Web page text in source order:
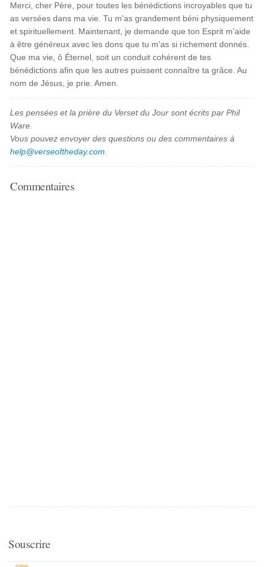
Merci, cher Père, pour toutes les bénédictions incroyables que tu
as versées dans ma vie. Tu m'as grandement béni physiquement
et spirituellement. Maintenant, je demande que ton Esprit m'aide
à être généreux avec les dons que tu m'as si richement donnés.
Que ma vie, ô Éternel, soit un conduit cohérent de tes
bénédictions afin que les autres puissent connaître ta grâce. Au
nom de Jésus, je prie. Amen.
Les pensées et la prière du Verset du Jour sont écrits par Phil
Ware.
Vous pouvez envoyer des questions ou des commentaires à
help@verseoftheday.com
Commentaires
Souscrire